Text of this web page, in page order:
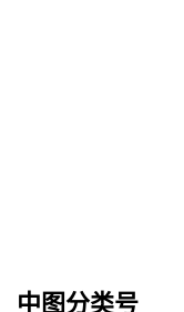
中图分类号